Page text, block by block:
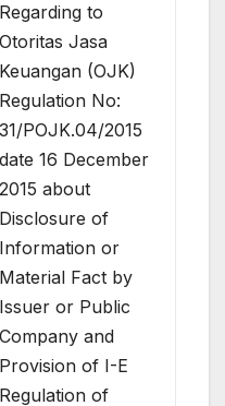
Regarding to
Otoritas Jasa
Keuangan (OJK)
Regulation No:
31/POJK.04/2015
date 16 December
2015 about
Disclosure of
Information or
Material Fact by
Issuer or Public
Company and
Provision of I-E
Regulation of